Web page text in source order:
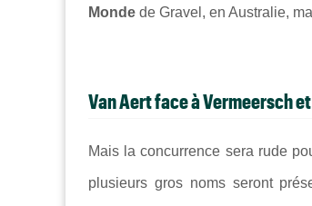
Monde de Gravel, en Australie,
Van Aert face à Vermeersch
Mais la concurrence sera rude
plusieurs gros noms seront